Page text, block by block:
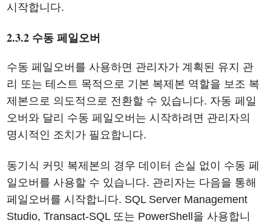
시작합니다.
2.3.2 수동 페일오버
수동 페일오버를 사용하면 관리자가 계획된 유지 관
리 또는 테스트 목적으로 기본 복제본 역할을 보조 복
제본으로 의도적으로 전환할 수 있습니다. 자동 페일
오버와 달리 수동 페일오버는 시작하려면 관리자의
명시적인 조치가 필요합니다.
동기식 커밋 복제본의 경우 데이터 손실 없이 수동 페
일오버를 사용할 수 있습니다. 관리자는 다음을 통해
페일오버를 시작합니다. SQL Server Management
Studio, Transact-SQL 또는 PowerShell을 사용합니